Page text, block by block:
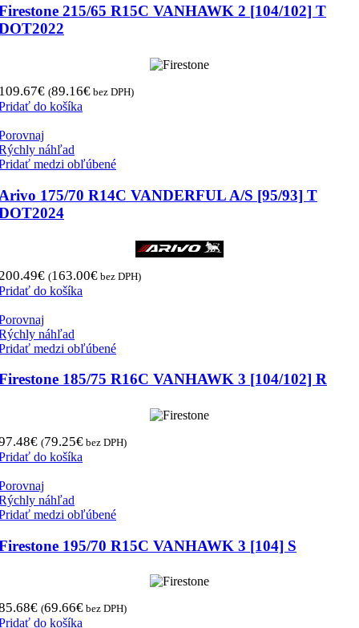
215/65 R15C VANHAWK 2 [104/102] T
€ (89.16€ bez DPH)
do košíka
náhľad
medzi obľúbené
175/70 R14C VANDERFUL A/S [95/93] T
€ (163.00€ bez DPH)
do košíka
náhľad
medzi obľúbené
185/75 R16C VANHAWK 3 [104/102] R
€ (79.25€ bez DPH)
do košíka
náhľad
medzi obľúbené
195/70 R15C VANHAWK 3 [104] S
€ (69.66€ bez DPH)
do košíka